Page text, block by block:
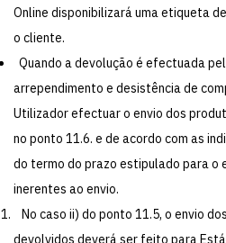
Online disponibilizará uma etiqueta
o cliente.
Quando a devolução é efectuada
arrependimento e desistência de
Utilizador efectuar o envio dos
no ponto 11.6. e de acordo com as
do termo do prazo estipulado para o
inerentes ao envio.
No caso ii) do ponto 11.5, o envio
devolvidos deverá ser feito para